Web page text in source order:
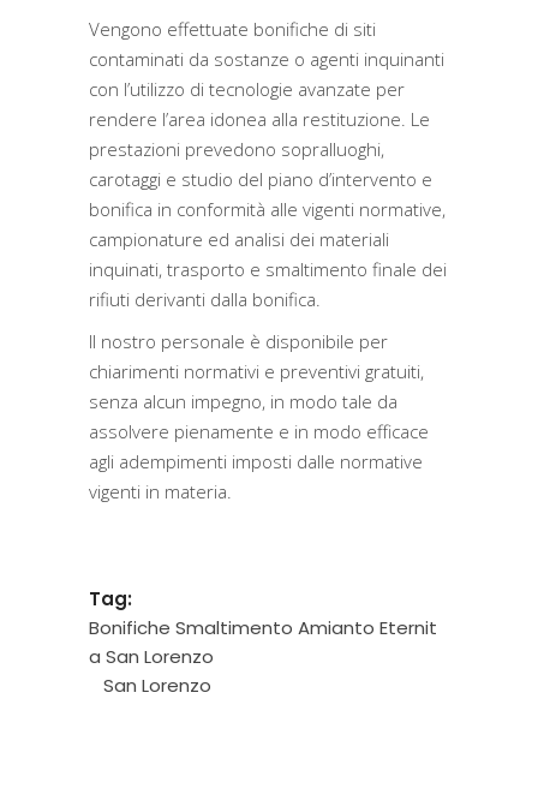
Vengono effettuate bonifiche di siti
contaminati da sostanze o agenti inquinanti
con l’utilizzo di tecnologie avanzate per
rendere l’area idonea alla restituzione. Le
prestazioni prevedono sopralluoghi,
carotaggi e studio del piano d’intervento e
bonifica in conformità alle vigenti normative,
campionature ed analisi dei materiali
inquinati, trasporto e smaltimento finale dei
rifiuti derivanti dalla bonifica.
Il nostro personale è disponibile per
chiarimenti normativi e preventivi gratuiti,
senza alcun impegno, in modo tale da
assolvere pienamente e in modo efficace
agli adempimenti imposti dalle normative
vigenti in materia.
Tag:
Bonifiche Smaltimento Amianto Eternit
a San Lorenzo
San Lorenzo